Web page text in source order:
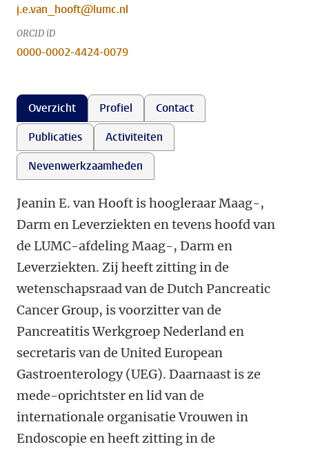
j.e.van_hooft@lumc.nl
ORCID iD
0000-0002-4424-0079
Overzicht Profiel
Contact
Publicaties
Activiteiten
Nevenwerkzaamheden
Jeanin E. van Hooft is hoogleraar Maag-,
Darm en Leverziekten en tevens hoofd van
de LUMC-afdeling Maag-, Darm en
Leverziekten. Zij heeft zitting in de
wetenschapsraad van de Dutch Pancreatic
Cancer Group, is voorzitter van de
Pancreatitis Werkgroep Nederland en
secretaris van de United European
Gastroenterology (UEG). Daarnaast is ze
mede-oprichtster en lid van de
internationale organisatie Vrouwen in
Endoscopie en heeft zitting in de